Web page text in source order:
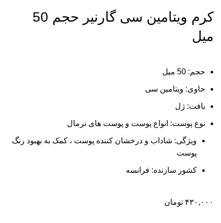
کرم ویتامین سی گارنیر حجم 50
میل
حجم: 50 میل
حاوی: ویتامین سی
بافت: ژل
نوع پوست: انواع پوست و پوست های نرمال
ویژگی: شاداب و درخشان کننده پوست ، کمک به بهبود رنگ
پوست
کشور سازنده: فرانسه
۴۳۰,۰۰۰ تومان